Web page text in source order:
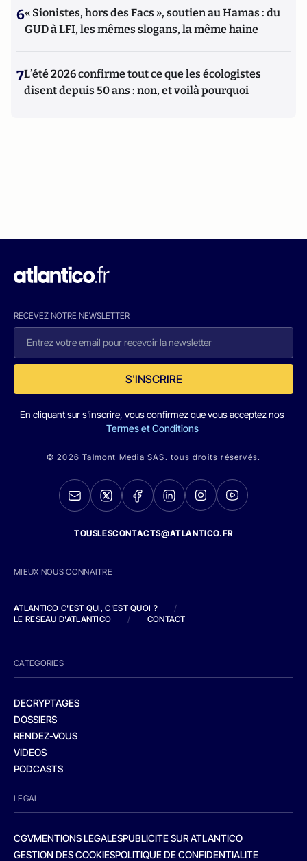
6« Sionistes, hors des Facs », soutien au Hamas : du
GUD à LFI, les mêmes slogans, la même haine
7L’été 2026 confirme tout ce que les écologistes
disent depuis 50 ans : non, et voilà pourquoi
RECEVEZ NOTRE NEWSLETTER
S'INSCRIRE
En cliquant sur s'inscrire, vous confirmez que vous acceptez nos
Termes et Conditions
© 2026 Talmont Media SAS. tous droits réservés.
TOUSLESCONTACTS@ATLANTICO.FR
MIEUX NOUS CONNAITRE
ATLANTICO C'EST QUI, C'EST QUOI ?
/
LE RESEAU D'ATLANTICO
/ CONTACT
CATEGORIES
DECRYPTAGES
DOSSIERS
RENDEZ-VOUS
VIDEOS
PODCASTS
LEGAL
CGVMENTIONS LEGALESPUBLICITE SUR ATLANTICO
GESTION DES COOKIESPOLITIQUE DE CONFIDENTIALITE